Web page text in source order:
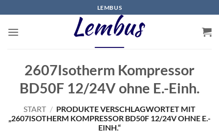
Inhalt
springen
LEMBUS
2607Isotherm Kompressor
BD50F 12/24V ohne E.-Einh.
START / PRODUKTE VERSCHLAGWORTET MIT
„2607ISOTHERM KOMPRESSOR BD50F 12/24V OHNE E.-
EINH.“